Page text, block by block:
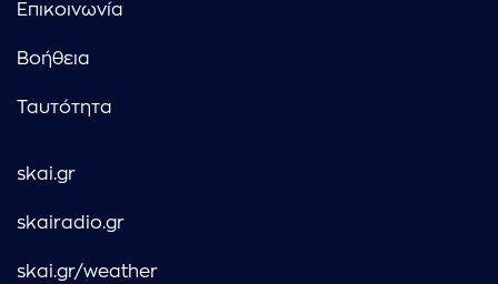
Επικοινωνία
Βοήθεια
Ταυτότητα
skai.gr
skairadio.gr
skai.gr/weather